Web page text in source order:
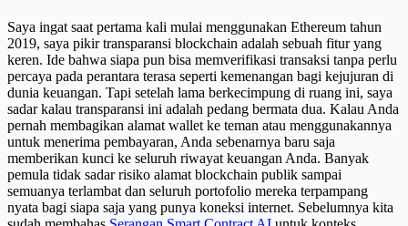
Saya ingat saat pertama kali mulai menggunakan Ethereum tahun
2019, saya pikir transparansi blockchain adalah sebuah fitur yang
keren. Ide bahwa siapa pun bisa memverifikasi transaksi tanpa perlu
percaya pada perantara terasa seperti kemenangan bagi kejujuran di
dunia keuangan. Tapi setelah lama berkecimpung di ruang ini, saya
sadar kalau transparansi ini adalah pedang bermata dua. Kalau Anda
pernah membagikan alamat wallet ke teman atau menggunakannya
untuk menerima pembayaran, Anda sebenarnya baru saja
memberikan kunci ke seluruh riwayat keuangan Anda. Banyak
pemula tidak sadar risiko alamat blockchain publik sampai
semuanya terlambat dan seluruh portofolio mereka terpampang
nyata bagi siapa saja yang punya koneksi internet. Sebelumnya kita